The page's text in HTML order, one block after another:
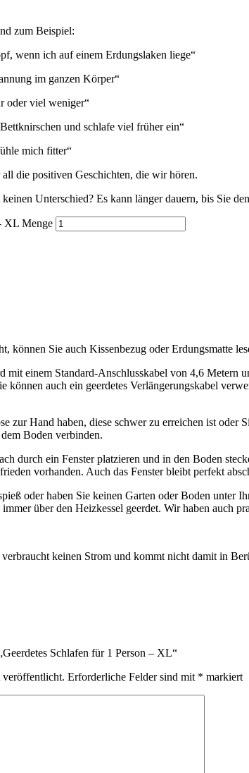
zum Beispiel:
wenn ich auf einem Erdungslaken liege“
im ganzen Körper“
oder viel weniger“
und schlafe viel früher ein“
mich fitter“
die positiven Geschichten, die wir hören.
Unterschied? Es kann länger dauern, bis Sie
XL Menge
können Sie auch Kissenbezug oder Erdungsmatte
mit einem Standard-Anschlusskabel von 4,6 Metern
können auch ein geerdetes Verlängerungskabel
zur Hand haben, diese schwer zu erreichen ist
Boden verbinden.
durch ein Fenster platzieren und in den Boden
vorhanden. Auch das Fenster bleibt perfekt
oder haben Sie keinen Garten oder Boden unter
über den Heizkessel geerdet. Wir haben auch
keinen Strom und kommt nicht damit in
Schlafen für 1 Person – XL“
Erforderliche Felder sind mit * markiert